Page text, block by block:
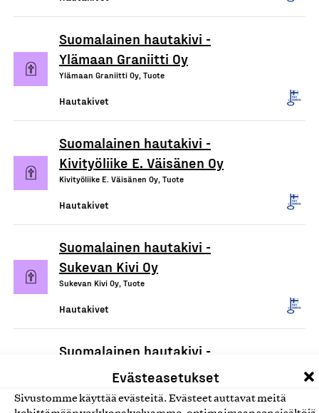
Evästeasetukset
Sivustomme käyttää evästeitä. Evästeet auttavat meitä
Suomalainen hautakivi -
Ylämaan Graniitti Oy
Ylämaan Graniitti Oy, Tuote
Hautakivet
Suomalainen hautakivi -
Kivityöliike E. Väisänen Oy
Kivityöliike E. Väisänen Oy, Tuote
Hautakivet
Suomalainen hautakivi -
Sukevan Kivi Oy
Sukevan Kivi Oy, Tuote
Hautakivet
Suomalainen hautakivi -
Imatran Kivikaiverrus Oy